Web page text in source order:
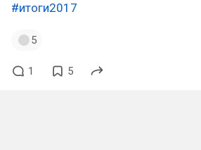
#итоги2017
5
1 5